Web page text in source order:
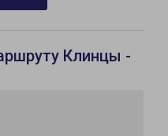
Клинцы -